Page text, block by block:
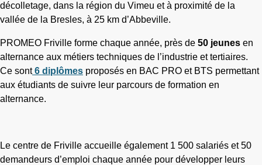
décolletage, dans la région du Vimeu et à proximité de la
vallée de la Bresles, à 25 km d’Abbeville.
PROMEO Friville forme chaque année, près de 50 jeunes en
alternance aux métiers techniques de l’industrie et tertiaires.
Ce sont 6 diplômes proposés en BAC PRO et BTS permettant
aux étudiants de suivre leur parcours de formation en
alternance.
Le centre de Friville accueille également 1 500 salariés et 50
demandeurs d’emploi chaque année pour développer leurs